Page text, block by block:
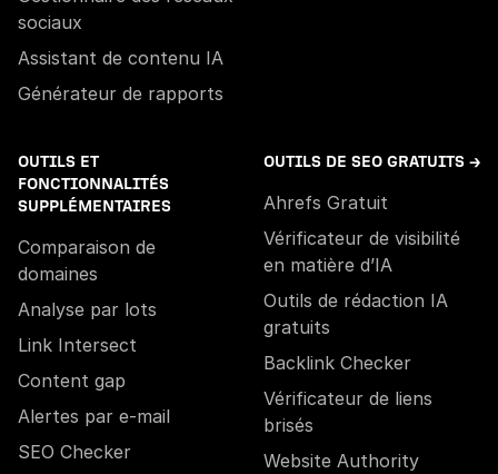
sociaux
Assistant de contenu IA
Générateur de rapports
OUTILS ET
FONCTIONNALITÉS
SUPPLÉMENTAIRES
Comparaison de
domaines
Analyse par lots
Link Intersect
Content gap
Alertes par e-mail
SEO Checker
OUTILS DE SEO GRATUITS →
Ahrefs Gratuit
Vérificateur de visibilité
en matière d’IA
Outils de rédaction IA
gratuits
Backlink Checker
Vérificateur de liens
brisés
Website Authority